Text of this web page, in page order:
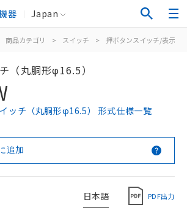
器 Japan
商品カテゴリ > スイッチ > 押ボタンスイッチ/表示灯
（丸胴形φ16.5）
ッチ（丸胴形φ16.5） 形式仕様一覧
追加
日本語 PDF出力